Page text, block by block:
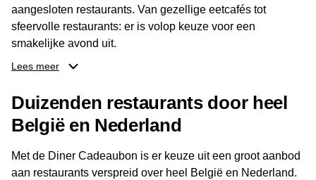
aangesloten restaurants. Van gezellige eetcafés tot
sfeervolle restaurants: er is volop keuze voor een
smakelijke avond uit.
ontvanger eenvoudig een locatie kiezen die past bij de
smaak en gelegenheid. Zo geeft de Diner Cadeaubon niet
alleen een diner, maar ook een gezellig moment om
Lees meer
Duizenden restaurants door heel
België en Nederland
Met de Diner Cadeaubon is er keuze uit een groot aanbod
aan restaurants verspreid over heel België en Nederland.